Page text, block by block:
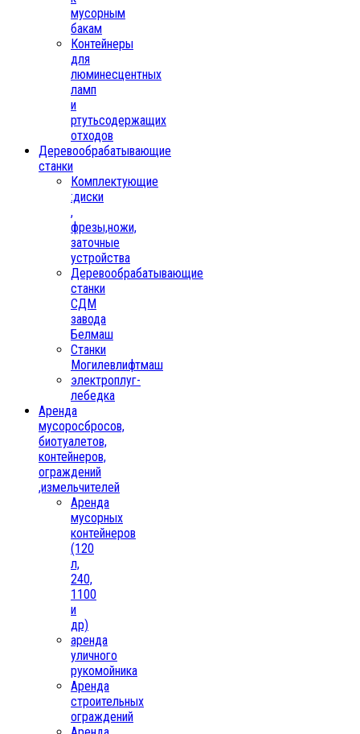
мусорным
бакам
Контейнеры
для
люминесцентных
ламп
и
ртутьсодержащих
отходов
Деревообрабатывающие
станки
Комплектующие
:диски
,
фрезы,ножи,
заточные
устройства
Деревообрабатывающие
станки
СДМ
завода
Белмаш
Станки
Могилевлифтмаш
электроплуг-
лебедка
Аренда
мусоросбросов,
биотуалетов,
контейнеров,
ограждений
,измельчителей
Аренда
мусорных
контейнеров
(120
л,
240,
1100
и
др)
аренда
уличного
рукомойника
Аренда
строительных
ограждений